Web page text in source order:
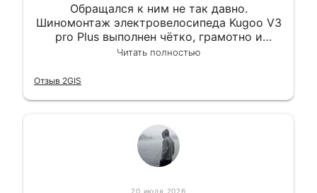
Обращался к ним не так давно.
Шиномонтаж электровелосипеда Kugoo V3
pro Plus выполнен чётко, грамотно и
квалифицированно. Всё сделано
Читать полностью
Отзыв 2GIS
20 июля 2026